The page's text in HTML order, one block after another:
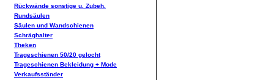
Rückwände sonstige u. Zubeh.
Rundsäulen
Säulen und Wandschienen
Schräghalter
Theken
Trageschienen 50/20 gelocht
Trageschienen Bekleidung + Mode
Verkaufsständer